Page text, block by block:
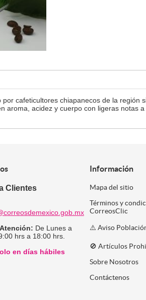
por cafeticultores chiapanecos de la región
aroma, acidez y cuerpo con ligeras notas
Clientes
De Lunes a
hrs a 18:00 hrs.
en días hábiles
Información
Mapa del sitio
Términos y
CorreosClic
⚠️ Aviso
🚫 Artículos
Sobre Nosotros
Contáctenos